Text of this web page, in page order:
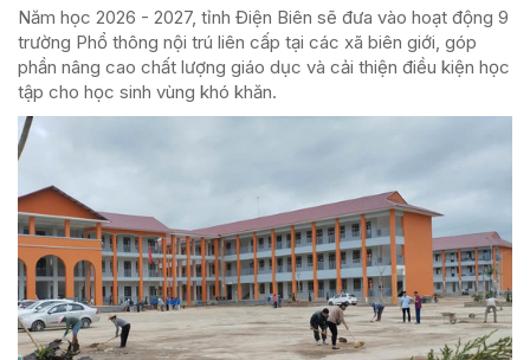
Năm học 2026 - 2027, tỉnh Điện Biên sẽ đưa vào hoạt động 9
trường Phổ thông nội trú liên cấp tại các xã biên giới, góp
phần nâng cao chất lượng giáo dục và cải thiện điều kiện học
tập cho học sinh vùng khó khăn.